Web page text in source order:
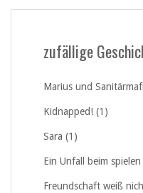
zufällige
Marius und
Kidnapped! (1)
Sara (1)
Ein Unfall beim spielen
Freundschaft weiß